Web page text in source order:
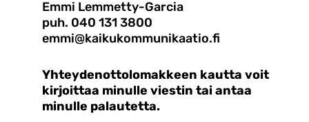
Emmi Lemmetty-Garcia
puh. 040 131 3800
emmi@kaikukommunikaatio.fi
Yhteydenottolomakkeen kautta voit
kirjoittaa minulle viestin tai antaa
minulle palautetta.